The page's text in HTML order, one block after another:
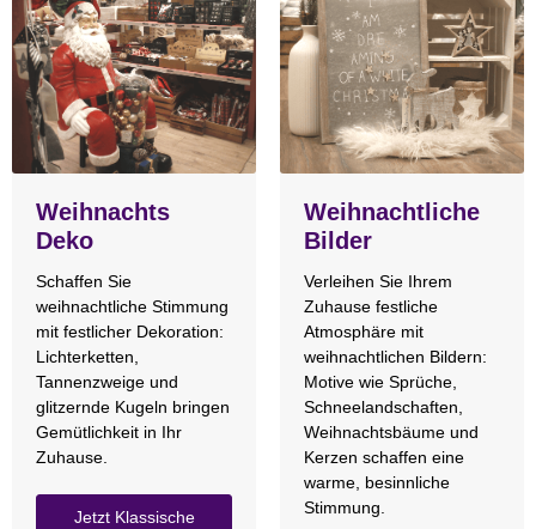
Weihnachts
Deko
Schaffen Sie
weihnachtliche Stimmung
mit festlicher Dekoration:
Lichterketten,
Tannenzweige und
glitzernde Kugeln bringen
Gemütlichkeit in Ihr
Zuhause.
Jetzt Klassische
Weihnachtliche
Bilder
Verleihen Sie Ihrem
Zuhause festliche
Atmosphäre mit
weihnachtlichen Bildern:
Motive wie Sprüche,
Schneelandschaften,
Weihnachtsbäume und
Kerzen schaffen eine
warme, besinnliche
Stimmung.